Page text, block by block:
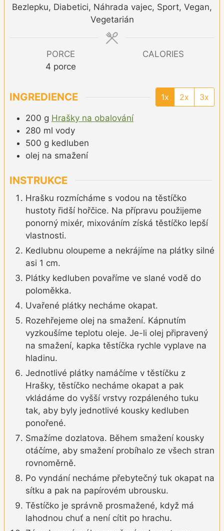
Bezlepku, Diabetici, Náhrada vajec, Sport, Vegan,
Vegetarián
PORCE
4 porce
CALORIES
INGREDIENCE 1x 2x 3x
200 g Hrašky na obalování
280 ml vody
500 g kedluben
olej na smažení
INSTRUKCE
Hrašku rozmícháme s vodou na těstíčko
hustoty řidší hořčice. Na přípravu použijeme
ponorný mixér, mixováním získá těstíčko lepší
vlastnosti.
Kedlubnu oloupeme a nekrájíme na plátky silné
asi 1 cm.
Plátky kedluben povaříme ve slané vodě do
poloměkka.
Uvařené plátky necháme okapat.
Rozehřejeme olej na smažení. Kápnutím
vyzkoušíme teplotu oleje. Je-li olej připravený
na smažení, kapka těstíčka rychle vyplave na
hladinu.
Jednotlivé plátky namáčíme v těstíčku z
Hrašky, těstíčko necháme okapat a pak
vkládáme do vyšší vrstvy rozpáleného tuku
tak, aby byly jednotlivé kousky kedluben
ponořené.
Smažíme dozlatova. Během smažení kousky
otáčíme, aby smažení probíhalo ze všech stran
rovnoměrně.
Po vyndání necháme přebytečný tuk okapat na
sítku a pak na papírovém ubrousku.
Těstíčko je správně prosmažené, když má
lahodnou chuť a není cítit po hrachu.